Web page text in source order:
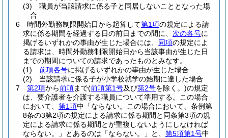
(3)
職員が当該請求に係る子と同居しないこととなった場
合
6
時間外勤務制限開始日から起算して第1項の規定による請
求に係る期間を経過する日の前日までの間に、 次の各号に
掲げるいずれかの事由が生じた場合には、 同項の規定によ
る請求は、時間外勤務制限開始日から当該事由が生じた日
までの期間についての請求であったものとみなす。
(1)
前項各号に掲げるいずれかの事由が生じた場合
(2)
当該請求に係る子が小学校就学の始期に達した場合
7
第2項から前項まで(前項第1号及び第2号を除く。)の規定
は、要介護者を介護する職員について準用する。
この場合
において、 第1項中「ならない。この場合において、条例第
8条の3第2項の規定による請求に係る期間と同条第3項の規
定による請求に係る期間とが重複しないようにしなければ
ならない。」とあるのは「ならない。」と、 第5項第1号中